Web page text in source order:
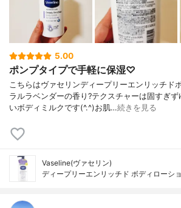
5.00
ポンプタイプで手軽に保湿♡
こちらはヴァセリンディープリーエンリッチド
ラルラベンダーの香り?テクスチャーは固すぎ
いボディミルクです(^.^)お肌…続きを見る
Vaseline(ヴァセリン)
ディープリーエンリッチド ボディローシ